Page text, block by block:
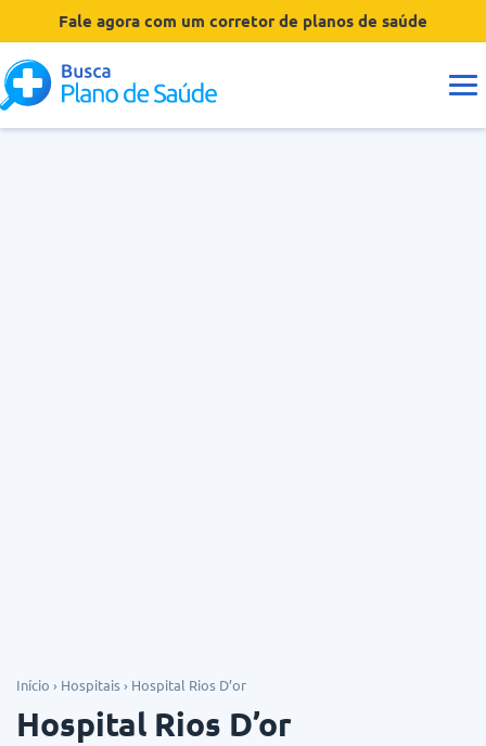
Fale agora com um corretor de planos de saúde
Início › Hospitais› Hospital Rios D’or
Hospital Rios D’or